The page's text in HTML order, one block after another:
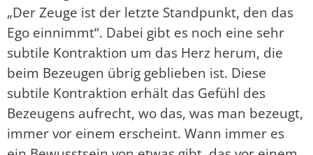
„Der Zeuge ist der letzte Standpunkt, den das
Ego einnimmt“. Dabei gibt es noch eine sehr
subtile Kontraktion um das Herz herum, die
beim Bezeugen übrig geblieben ist. Diese
subtile Kontraktion erhält das Gefühl des
Bezeugens aufrecht, wo das, was man bezeugt,
immer vor einem erscheint. Wann immer es